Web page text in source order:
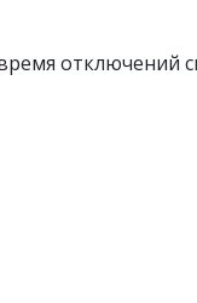
отключений